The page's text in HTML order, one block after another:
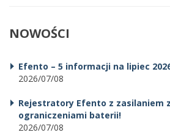
NOWOŚCI
Efento – 5 informacji na lipiec
2026/07/08
Rejestratory Efento z zasilaniem
ograniczeniami baterii!
2026/07/08